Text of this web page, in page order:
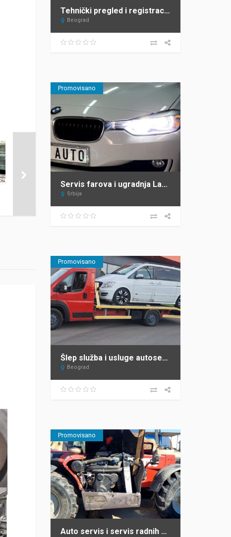
Tehnički pregled i registracija vozila Beograd Top Heel Tim Group
Beograd
Promovisano
Servis farova i ugradnja Lazarevac – ProAuto
Srbija
Promovisano
Šlep služba i usluge autoservisa Mane Beograd
Beograd
Promovisano
Auto servis i servis radnih mašina Bačka Palanka Krnajac